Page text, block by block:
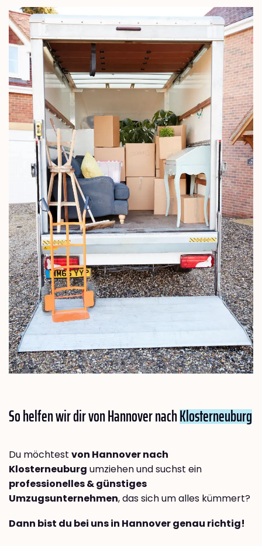
So helfen wir dir von Hannover nachKlosterneuburg
Du möchtest von Hannover nach
Klosterneuburg umziehen und suchst ein
professionelles & günstiges
Umzugsunternehmen, das sich um alles kümmert?
Dann bist du bei uns in Hannover genau richtig!